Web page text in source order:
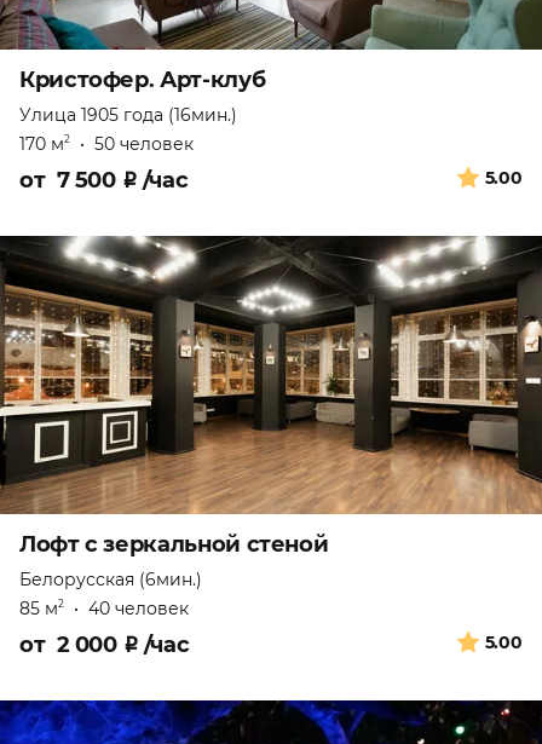
Кристофер. Арт-клуб
Улица 1905 года (16мин.)
170 м2 • 50 человек
5.00
от 7 500 ₽ /час
Лофт с зеркальной стеной
Белорусская (6мин.)
85 м2 • 40 человек
5.00
от 2 000 ₽ /час